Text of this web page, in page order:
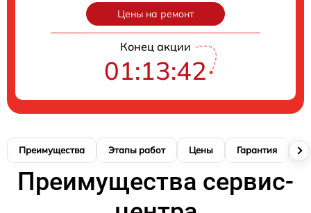
Цены на ремонт
Конец акции
01:13:41
Преимущества Этапы работ Цены Гарантия
Преимущества сервис-